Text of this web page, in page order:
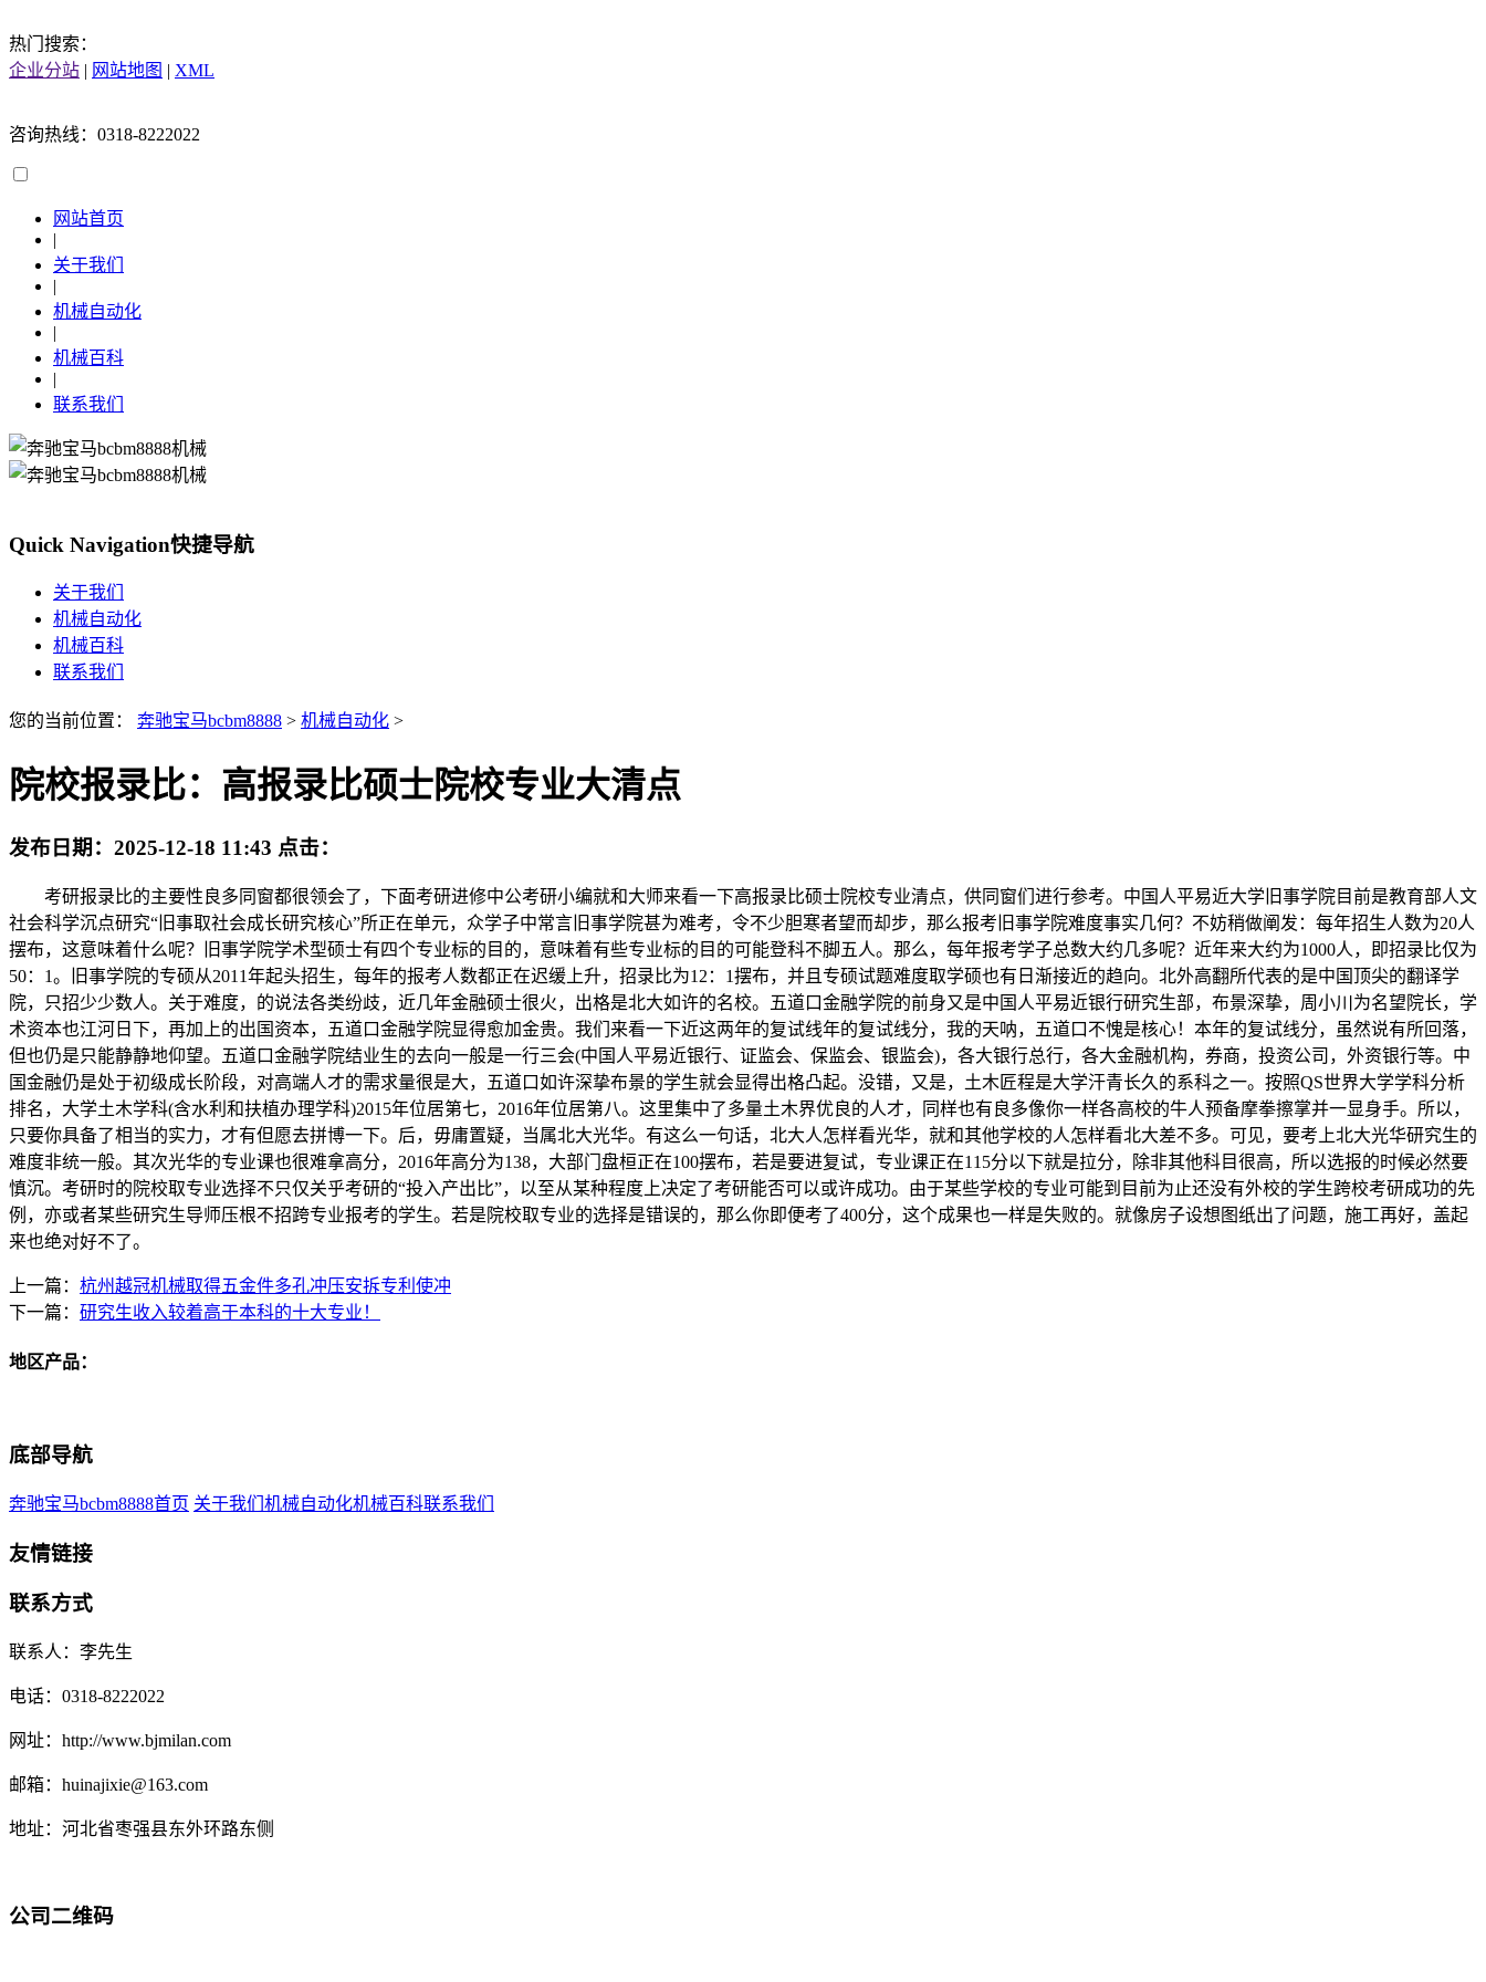
热门搜索：
企业分站 | 网站地图 | XML
咨询热线：0318-8222022
网站首页
|
关于我们
|
机械自动化
|
机械百科
|
联系我们
Quick Navigation快捷导航
关于我们
机械自动化
机械百科
联系我们
您的当前位置： 奔驰宝马bcbm8888 > 机械自动化 >
院校报录比：高报录比硕士院校专业大清点
发布日期： 2025-12-18 11:43 点击：
考研报录比的主要性良多同窗都很领会了，下面考研进修中公考研小编就和大师来看一下高报录比硕士院校专业清点，供同窗们进行参考。中国人平易近大学旧事学院目前是教育部人文
社会科学沉点研究“旧事取社会成长研究核心”所正在单元，众学子中常言旧事学院甚为难考，令不少胆寒者望而却步，那么报考旧事学院难度事实几何？不妨稍做阐发：每年招生人数为20人
摆布，这意味着什么呢？旧事学院学术型硕士有四个专业标的目的，意味着有些专业标的目的可能登科不脚五人。那么，每年报考学子总数大约几多呢？近年来大约为1000人，即招录比仅为
50：1。旧事学院的专硕从2011年起头招生，每年的报考人数都正在迟缓上升，招录比为12：1摆布，并且专硕试题难度取学硕也有日渐接近的趋向。北外高翻所代表的是中国顶尖的翻译学
院，只招少少数人。关于难度，的说法各类纷歧，近几年金融硕士很火，出格是北大如许的名校。五道口金融学院的前身又是中国人平易近银行研究生部，布景深挚，周小川为名望院长，学
术资本也江河日下，再加上的出国资本，五道口金融学院显得愈加金贵。我们来看一下近这两年的复试线年的复试线分，我的天呐，五道口不愧是核心！本年的复试线分，虽然说有所回落，
但也仍是只能静静地仰望。五道口金融学院结业生的去向一般是一行三会(中国人平易近银行、证监会、保监会、银监会)，各大银行总行，各大金融机构，券商，投资公司，外资银行等。中
国金融仍是处于初级成长阶段，对高端人才的需求量很是大，五道口如许深挚布景的学生就会显得出格凸起。没错，又是，土木匠程是大学汗青长久的系科之一。按照QS世界大学学科分析
排名，大学土木学科(含水利和扶植办理学科)2015年位居第七，2016年位居第八。这里集中了多量土木界优良的人才，同样也有良多像你一样各高校的牛人预备摩拳擦掌并一显身手。所以，
只要你具备了相当的实力，才有但愿去拼博一下。后，毋庸置疑，当属北大光华。有这么一句话，北大人怎样看光华，就和其他学校的人怎样看北大差不多。可见，要考上北大光华研究生的
难度非统一般。其次光华的专业课也很难拿高分，2016年高分为138，大部门盘桓正在100摆布，若是要进复试，专业课正在115分以下就是拉分，除非其他科目很高，所以选报的时候必然要
慎沉。考研时的院校取专业选择不只仅关乎考研的“投入产出比”，以至从某种程度上决定了考研能否可以或许成功。由于某些学校的专业可能到目前为止还没有外校的学生跨校考研成功的先
例，亦或者某些研究生导师压根不招跨专业报考的学生。若是院校取专业的选择是错误的，那么你即便考了400分，这个成果也一样是失败的。就像房子设想图纸出了问题，施工再好，盖起
来也绝对好不了。
上一篇： 杭州越冠机械取得五金件多孔冲压安拆专利使冲
下一篇： 研究生收入较着高于本科的十大专业！
地区产品：
底部导航
奔驰宝马bcbm8888首页 关于我们 机械自动化机械百科联系我们
友情链接
联系方式
联系人：李先生
电话：0318-8222022
网址：http://www.bjmilan.com
邮箱：huinajixie@163.com
地址：河北省枣强县东外环路东侧
公司二维码